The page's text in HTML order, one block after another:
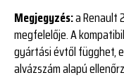
Megjegyzés:a Renault
megfelelője. A
gyártási évtől függhet,
alvázszám alapú